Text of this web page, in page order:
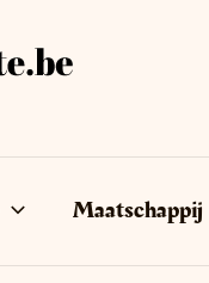
Maatschappij